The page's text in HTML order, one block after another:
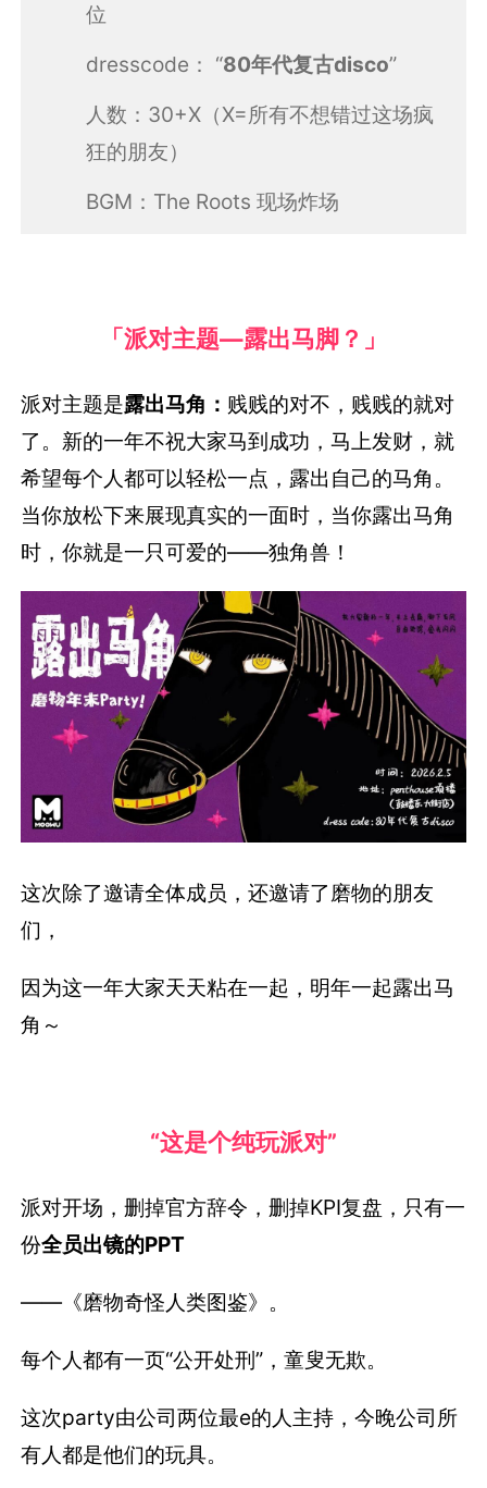
位
dresscode： “80年代复古disco”
人数：30+X（X=所有不想错过这场疯
狂的朋友）
BGM：The Roots 现场炸场
「派对主题—露出马脚？」
派对主题是露出马角 ： 贱贱的对不，贱贱的就对
了。新的一年不祝大家马到成功，马上发财，就
希望每个人都可以轻松一点，露出自己的马角。
当你放松下来展现真实的一面时，当你露出马角
时，你就是一只可爱的——独角兽！
这次除了邀请全体成员，还邀请了磨物的朋友
们，
因为这一年大家天天粘在一起，明年一起露出马
角～
“这是个纯玩派对”
派对开场，删掉官方辞令，删掉KPI复盘，只有一
份全员出镜的PPT
——《磨物奇怪人类图鉴》。
每个人都有一页“公开处刑”，童叟无欺。
这次party由公司两位最e的人主持，今晚公司所
有人都是他们的玩具。